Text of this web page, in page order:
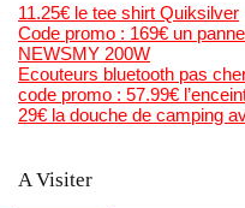
11.25€ le tee shirt Quiksilver
Code promo : 169€ un
NEWSMY 200W
Ecouteurs bluetooth pas
code promo : 57.99€
29€ la douche de camping
A Visiter